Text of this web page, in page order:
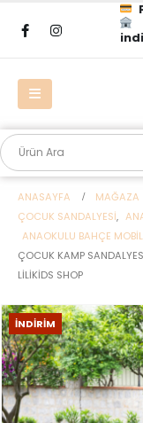
ANASAYFA
MAĞAZA
ÇOCUK SANDALYESI,
ANAOKULU BAHÇE
ÇOCUK KAMP
LILIKIDS SHOP
İNDIRIM